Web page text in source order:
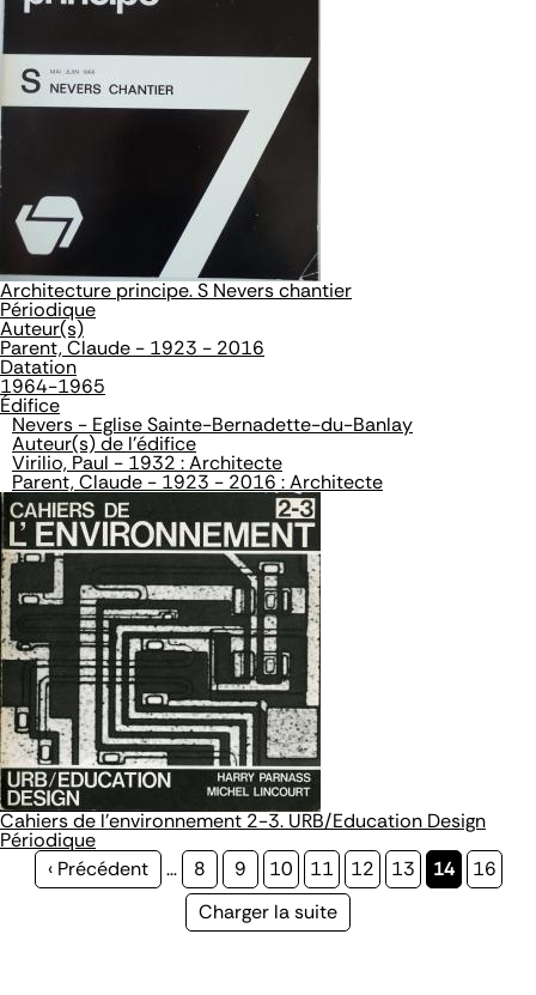
Architecture principe. S Nevers chantier
Périodique
Auteur(s)
Parent, Claude - 1923 - 2016
Datation
1964-1965
Édifice
Nevers - Eglise Sainte-Bernadette-du-Banlay
Auteur(s) de l'édifice
Virilio, Paul - 1932 : Architecte
Parent, Claude - 1923 - 2016 : Architecte
Cahiers de l'environnement 2-3. URB/Education Design
Périodique
Page
‹ Précédent … Page
8 Page
9 Page
10 Page
11 Page
12 Page
13
Page
14 Page
16
Page
Charger la suite